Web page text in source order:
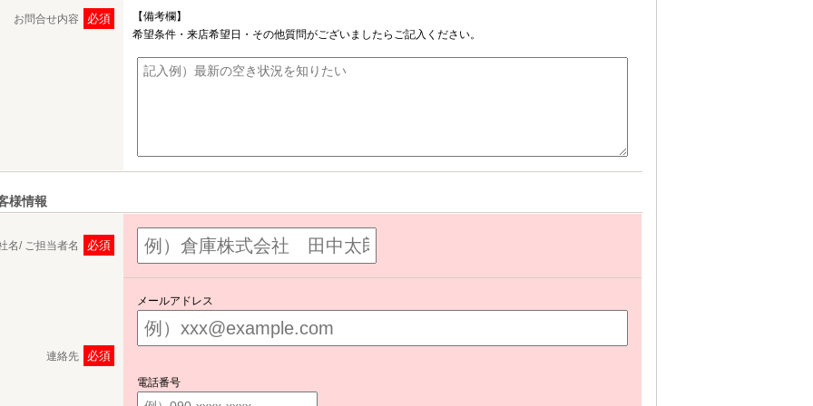
お問合せ内容 必須
【備考欄】
希望条件・来店希望日・その他質問がございましたらご記入ください。
様情報
名/ ご担当者名 必須
連絡先 必須
メールアドレス
電話番号